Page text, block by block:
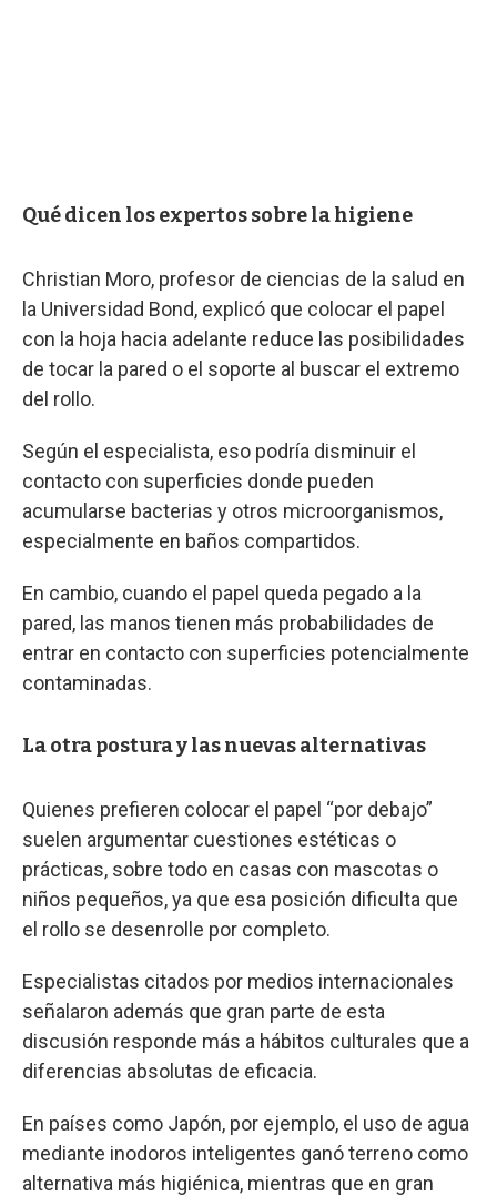
Qué dicen los expertos sobre la higiene
Christian Moro, profesor de ciencias de la salud en
la Universidad Bond, explicó que colocar el papel
con la hoja hacia adelante reduce las posibilidades
de tocar la pared o el soporte al buscar el extremo
del rollo.
Según el especialista, eso podría disminuir el
contacto con superficies donde pueden
acumularse bacterias y otros microorganismos,
especialmente en baños compartidos.
En cambio, cuando el papel queda pegado a la
pared, las manos tienen más probabilidades de
entrar en contacto con superficies potencialmente
contaminadas.
La otra postura y las nuevas alternativas
Quienes prefieren colocar el papel “por debajo”
suelen argumentar cuestiones estéticas o
prácticas, sobre todo en casas con mascotas o
niños pequeños, ya que esa posición dificulta que
el rollo se desenrolle por completo.
Especialistas citados por medios internacionales
señalaron además que gran parte de esta
discusión responde más a hábitos culturales que a
diferencias absolutas de eficacia.
En países como Japón, por ejemplo, el uso de agua
mediante inodoros inteligentes ganó terreno como
alternativa más higiénica, mientras que en gran